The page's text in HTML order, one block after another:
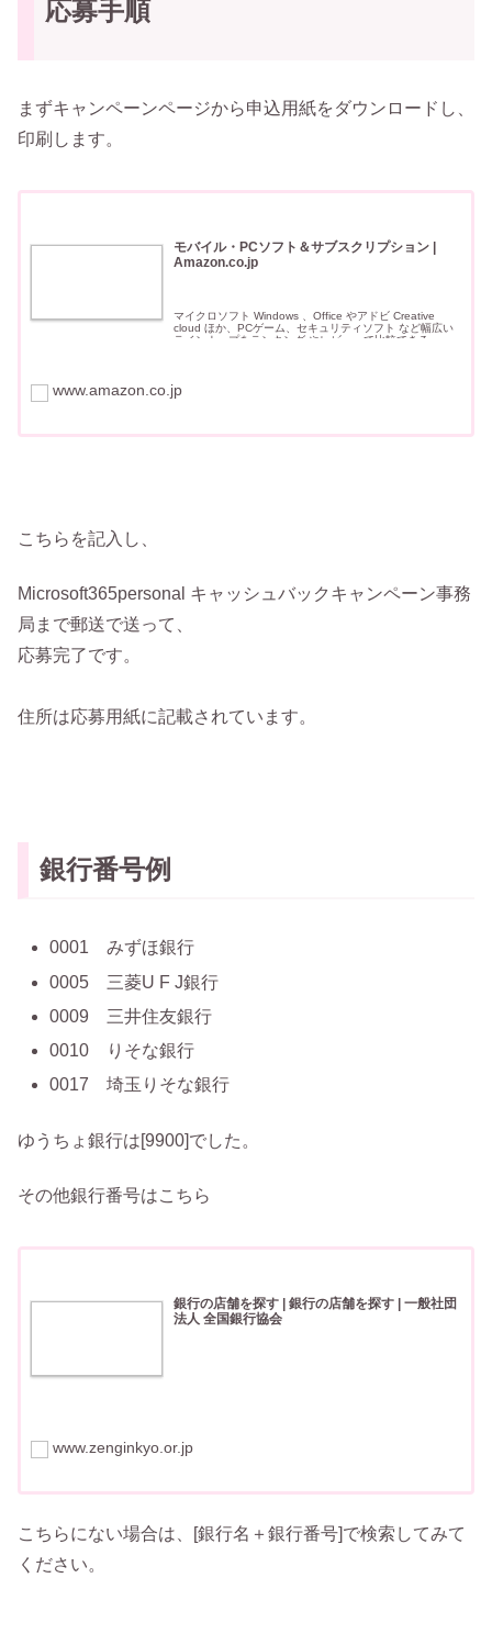
応募手順
まずキャンペーンページから申込用紙をダウンロードし、
印刷します。
モバイル・PCソフト＆サブスクリプション |
Amazon.co.jp
マイクロソフト Windows 、Office やアドビ Creative
cloud ほか、PCゲーム、セキュリティソフト など幅広い
ラインナップをランキング やレビューで比較できる。す
www.amazon.co.jp
こちらを記入し、
Microsoft365personal キャッシュバックキャンペーン事務
局まで郵送で送って、
応募完了です。
住所は応募用紙に記載されています。
銀行番号例
0001 みずほ銀行
0005 三菱U F J銀行
0009 三井住友銀行
0010 りそな銀行
0017 埼玉りそな銀行
ゆうちょ銀行は[9900]でした。
その他銀行番号はこちら
銀行の店舗を探す | 銀行の店舗を探す | 一般社団
法人 全国銀行協会
www.zenginkyo.or.jp
こちらにない場合は、[銀行名＋銀行番号]で検索してみて
ください。